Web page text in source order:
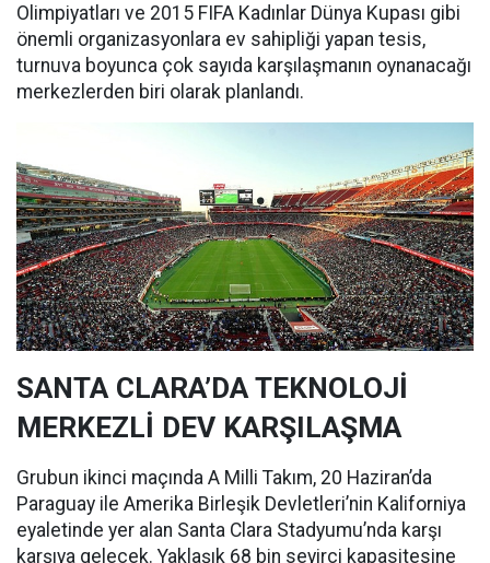
Olimpiyatları ve 2015 FIFA Kadınlar Dünya Kupası gibi
önemli organizasyonlara ev sahipliği yapan tesis,
turnuva boyunca çok sayıda karşılaşmanın oynanacağı
merkezlerden biri olarak planlandı.
SANTA CLARA’DA TEKNOLOJİ
MERKEZLİ DEV KARŞILAŞMA
Grubun ikinci maçında A Milli Takım, 20 Haziran’da
Paraguay ile Amerika Birleşik Devletleri’nin Kaliforniya
eyaletinde yer alan Santa Clara Stadyumu’nda karşı
karşıya gelecek. Yaklaşık 68 bin seyirci kapasitesine